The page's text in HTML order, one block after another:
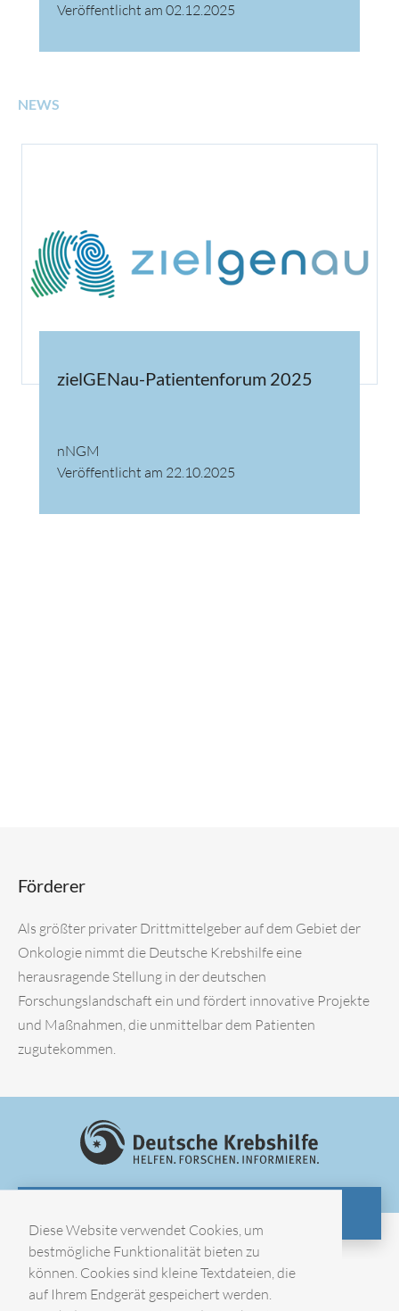
Diese Website verwendet Cookies, um
bestmögliche Funktionalität bieten zu
können. Cookies sind kleine Textdateien, die
auf Ihrem Endgerät gespeichert werden.
Veröffentlicht am 02.12.2025
NEWS
zielGENau-Patientenforum 2025
nNGM
Veröffentlicht am 22.10.2025
Förderer
Als größter privater Drittmittelgeber auf dem Gebiet der
Onkologie nimmt die Deutsche Krebshilfe eine
herausragende Stellung in der deutschen
Forschungslandschaft ein und fördert innovative Projekte
und Maßnahmen, die unmittelbar dem Patienten
zugutekommen.
Impressum